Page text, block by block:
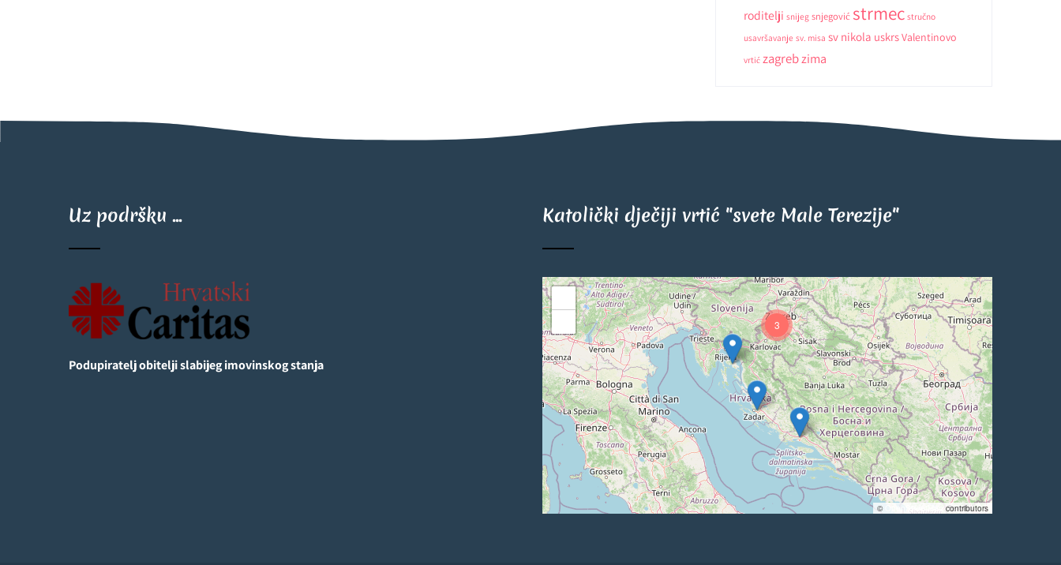
roditelji snijeg snjegović strmec stručno
usavršavanje sv. misa sv nikola uskrsValentinovo
vrtić zagrebzima
Uz podršku ...
Podupiratelj obitelji slabijeg imovinskog stanja
Katolički dječiji vrtić "svete Male Terezije"
3
© OpenStreetMap contributors